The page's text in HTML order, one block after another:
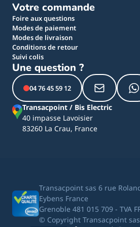
Votre commande
Foire aux questions
Modes de paiement
Modes de livraison
Conditions de retour
Suivi colis
Une question ?
04 76 45 59 12
Transacpoint / Bis Electric
40 impasse Lavoisier
83260 La Crau, France
Transacpoint sas 6 rue
Eybens France
Grenoble 481 015 709 - TVA
© Copyright Transacpoint